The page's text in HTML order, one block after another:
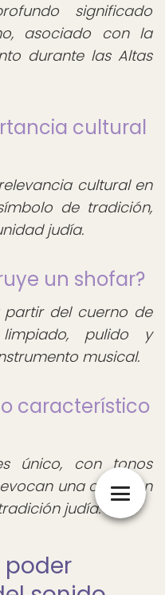
significado
asociado con la
durante las Altas
cultural
cultural en
de tradición,
judía.
un shofar?
del cuerno de
pulido y
musical.
característico
único, con tonos
una conexión
judía.
poder